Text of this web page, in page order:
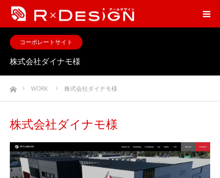
コーポレートサイト
株式会社ダイナモ様
ホームWORK 株式会社ダイナモ様
株式会社ダイナモ様